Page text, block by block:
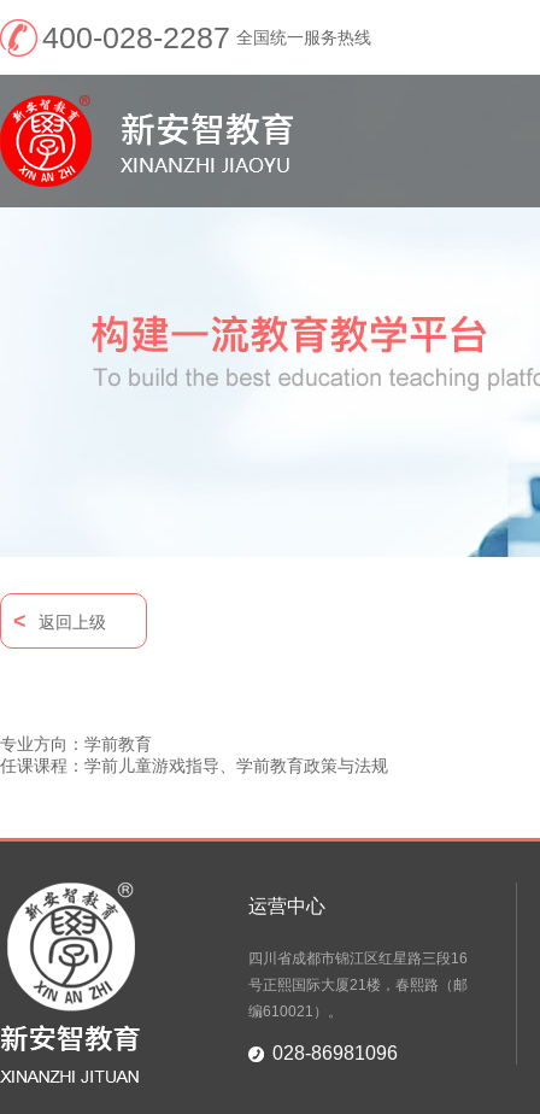
400-028-2287 全国统一服务热线
< 返回上级
专业方向：学前教育
任课课程：学前儿童游戏指导、学前教育政策与法规
运营中心
四川省成都市锦江区红星路三段16
号正熙国际大厦21楼，春熙路（邮
编610021）。
028-86981096